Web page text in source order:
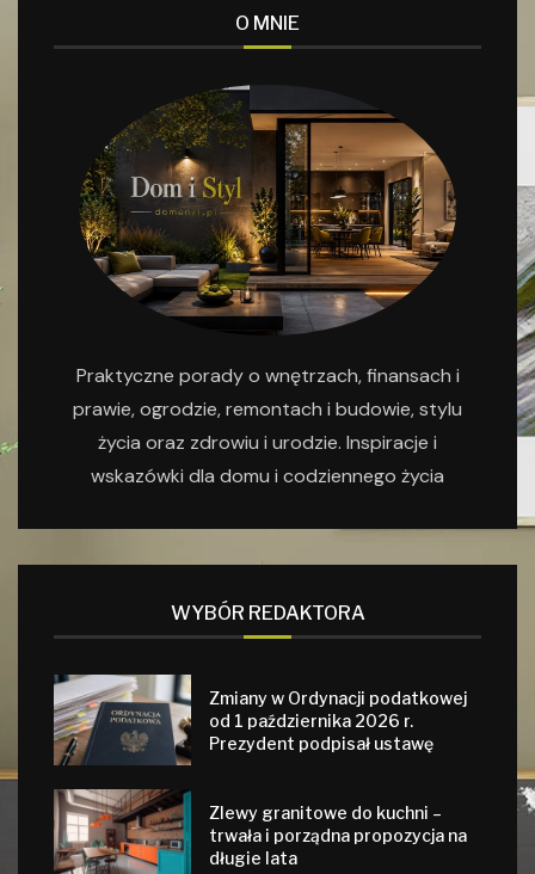
O MNIE
Praktyczne porady o wnętrzach, finansach i
prawie, ogrodzie, remontach i budowie, stylu
życia oraz zdrowiu i urodzie. Inspiracje i
wskazówki dla domu i codziennego życia
WYBÓR REDAKTORA
Zmiany w Ordynacji podatkowej
od 1 października 2026 r.
Prezydent podpisał ustawę
Zlewy granitowe do kuchni –
trwała i porządna propozycja na
długie lata